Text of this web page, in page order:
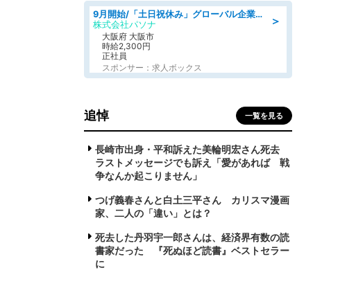
＞
9月開始/「土日祝休み」グローバル企業での産業保健のお仕事/保健師/高時給/残業なし/服装自由
株式会社パソナ
大阪府 大阪市
時給2,300円
正社員
スポンサー：求人ボックス
追悼 一覧を見る
長崎市出身・平和訴えた美輪明宏さん死去
ラストメッセージでも訴え「愛があれば 戦
争なんか起こりません」
つげ義春さんと白土三平さん カリスマ漫画
家、二人の「違い」とは？
死去した丹羽宇一郎さんは、経済界有数の読
書家だった 『死ぬほど読書』ベストセラー
に